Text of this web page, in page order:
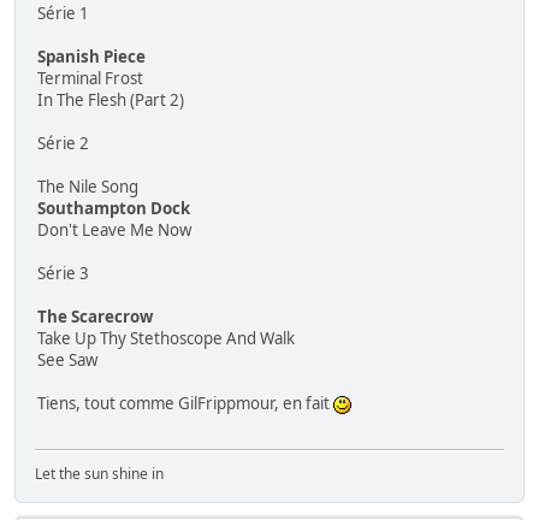
Série 1
Spanish Piece
Terminal Frost
In The Flesh (Part 2)
Série 2
The Nile Song
Southampton Dock
Don't Leave Me Now
Série 3
The Scarecrow
Take Up Thy Stethoscope And Walk
See Saw
Tiens, tout comme GilFrippmour, en fait
Let the sun shine in